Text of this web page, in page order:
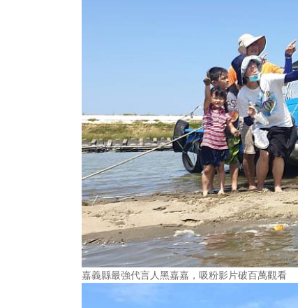
嘉義縣最強代言人黑嘉嘉，吸粉影片破百萬觀看